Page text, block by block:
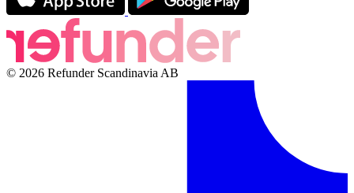
© 2026 Refunder Scandinavia AB